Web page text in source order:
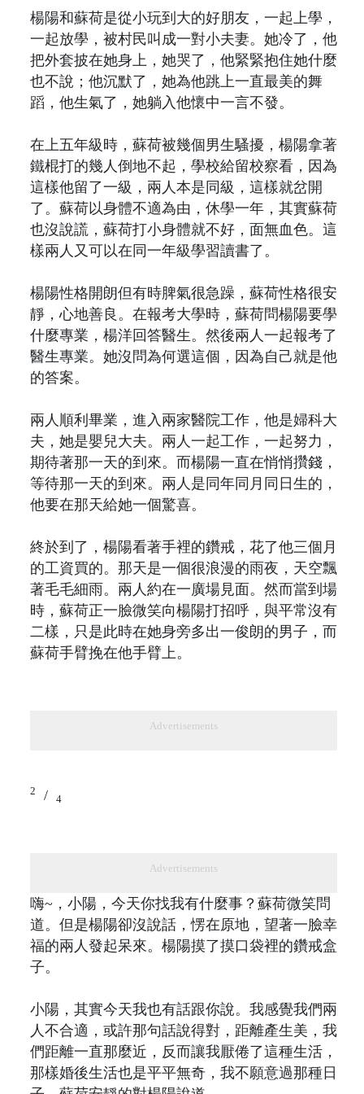
楊陽和蘇荷是從小玩到大的好朋友，一起上學，
一起放學，被村民叫成一對小夫妻。她冷了，他
把外套披在她身上，她哭了，他緊緊抱住她什麼
也不說；他沉默了，她為他跳上一直最美的舞
蹈，他生氣了，她躺入他懷中一言不發。
在上五年級時，蘇荷被幾個男生騷擾，楊陽拿著
鐵棍打的幾人倒地不起，學校給留校察看，因為
這樣他留了一級，兩人本是同級，這樣就岔開
了。蘇荷以身體不適為由，休學一年，其實蘇荷
也沒說謊，蘇荷打小身體就不好，面無血色。這
樣兩人又可以在同一年級學習讀書了。
楊陽性格開朗但有時脾氣很急躁，蘇荷性格很安
靜，心地善良。在報考大學時，蘇荷問楊陽要學
什麼專業，楊洋回答醫生。然後兩人一起報考了
醫生專業。她沒問為何選這個，因為自己就是他
的答案。
兩人順利畢業，進入兩家醫院工作，他是婦科大
夫，她是嬰兒大夫。兩人一起工作，一起努力，
期待著那一天的到來。而楊陽一直在悄悄攢錢，
等待那一天的到來。兩人是同年同月同日生的，
他要在那天給她一個驚喜。
終於到了，楊陽看著手裡的鑽戒，花了他三個月
的工資買的。那天是一個很浪漫的雨夜，天空飄
著毛毛細雨。兩人約在一廣場見面。然而當到場
時，蘇荷正一臉微笑向楊陽打招呼，與平常沒有
二樣，只是此時在她身旁多出一俊朗的男子，而
蘇荷手臂挽在他手臂上。
Advertisements
2 / 4
Advertisements
嗨~，小陽，今天你找我有什麼事？蘇荷微笑問
道。但是楊陽卻沒說話，愣在原地，望著一臉幸
福的兩人發起呆來。楊陽摸了摸口袋裡的鑽戒盒
子。
小陽，其實今天我也有話跟你說。我感覺我們兩
人不合適，或許那句話說得對，距離產生美，我
們距離一直那麼近，反而讓我厭倦了這種生活，
那樣婚後生活也是平平無奇，我不願意過那種日